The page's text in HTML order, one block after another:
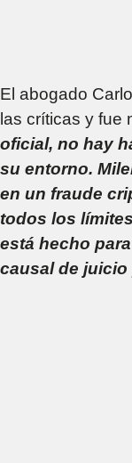
El abogado
las críticas y fue
oficial, no hay
su entorno.
en un fraude
todos los
está hecho
causal de